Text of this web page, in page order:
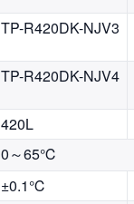
TP-R420DK-NJV3
TP-R420DK-NJV4
420L
0～65℃
±0.1℃